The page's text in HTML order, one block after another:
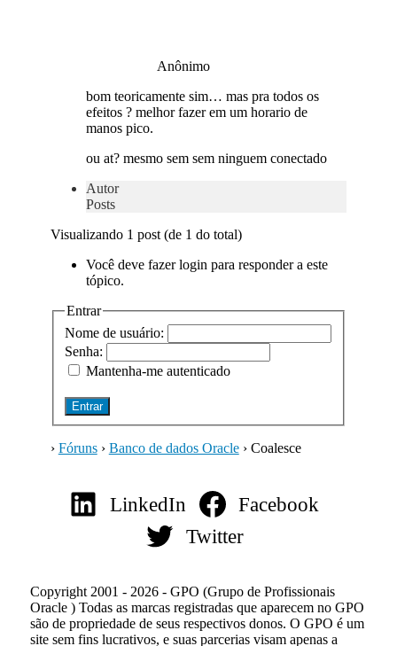
Anônimo
bom teoricamente sim… mas pra todos os
efeitos ? melhor fazer em um horario de
manos pico.
ou at? mesmo sem sem ninguem conectado
Autor
Posts
Visualizando 1 post (de 1 do total)
Você deve fazer login para responder a este
tópico.
Entrar
Nome de usuário:
Senha:
Mantenha-me autenticado
Entrar
› Fóruns › Banco de dados Oracle › Coalesce
LinkedIn
Facebook
Twitter
Copyright 2001 - 2026 - GPO (Grupo de Profissionais
Oracle ) Todas as marcas registradas que aparecem no GPO
são de propriedade de seus respectivos donos. O GPO é um
site sem fins lucrativos, e suas parcerias visam apenas a